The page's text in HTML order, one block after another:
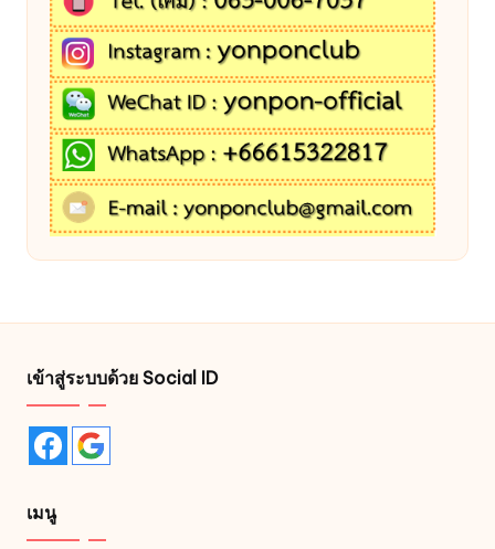
เข้าสู่ระบบด้วย Social ID
เมนู